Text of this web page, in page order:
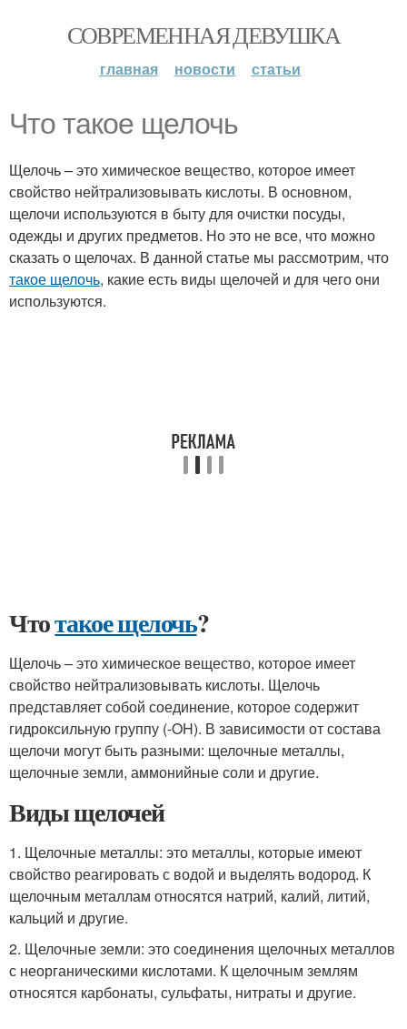
СОВРЕМЕННАЯ ДЕВУШКА
главная новости статьи
Что такое щелочь
Щелочь – это химическое вещество, которое имеет
свойство нейтрализовывать кислоты. В основном,
щелочи используются в быту для очистки посуды,
одежды и других предметов. Но это не все, что можно
сказать о щелочах. В данной статье мы рассмотрим, что
такое щелочь, какие есть виды щелочей и для чего они
используются.
Чтотакое щелочь?
Щелочь – это химическое вещество, которое имеет
свойство нейтрализовывать кислоты. Щелочь
представляет собой соединение, которое содержит
гидроксильную группу (-OH). В зависимости от состава
щелочи могут быть разными: щелочные металлы,
щелочные земли, аммонийные соли и другие.
Виды щелочей
1. Щелочные металлы: это металлы, которые имеют
свойство реагировать с водой и выделять водород. К
щелочным металлам относятся натрий, калий, литий,
кальций и другие.
2. Щелочные земли: это соединения щелочных металлов
с неорганическими кислотами. К щелочным землям
относятся карбонаты, сульфаты, нитраты и другие.